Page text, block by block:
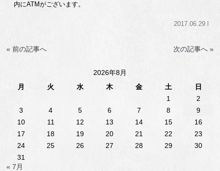
内にATMがございます。
2017.06.29 l
« 前の記事へ 次の記事へ »
2026年8月
月
火 水 木 金 土
日
1
2
3
4 5 6 7 8
9
10
11 12 13 14 15
16
17
18 19 20 21 22
23
24
25 26 27 28 29
30
31
« 7月